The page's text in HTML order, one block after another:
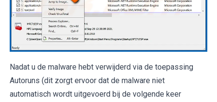
Nadat u de malware hebt verwijderd via de toepassing
Autoruns (dit zorgt ervoor dat de malware niet
automatisch wordt uitgevoerd bij de volgende keer